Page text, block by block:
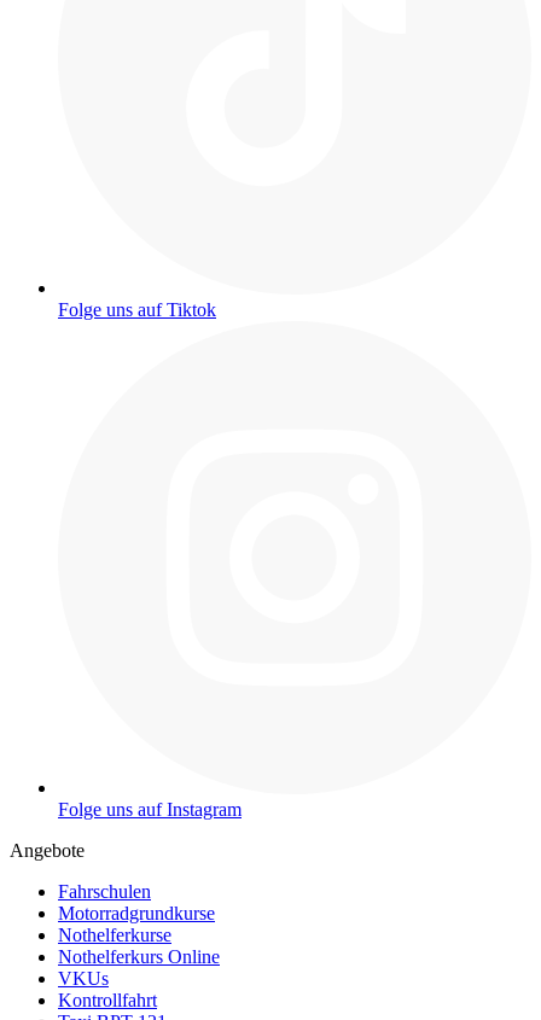
Folge uns auf Tiktok
Folge uns auf Instagram
Angebote
Fahrschulen
Motorradgrundkurse
Nothelferkurse
Nothelferkurs Online
VKUs
Kontrollfahrt